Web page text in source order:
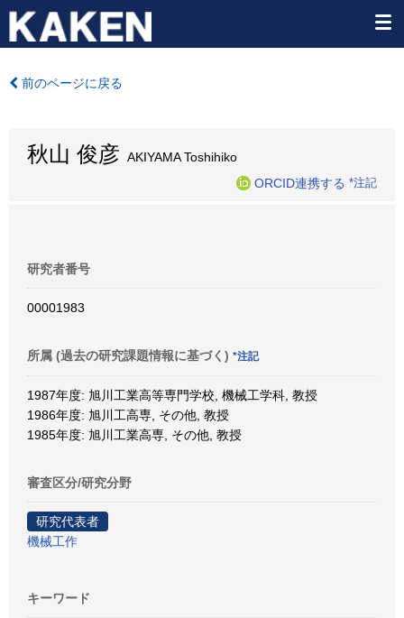
前のページに戻る
秋山 俊彦 AKIYAMA Toshihiko
ORCID連携する *注記
研究者番号
00001983
所属 (過去の研究課題情報に基づく) *注記
1987年度: 旭川工業高等専門学校, 機械工学科, 教授
1986年度: 旭川工高専, その他, 教授
1985年度: 旭川工業高専, その他, 教授
審査区分/研究分野
研究代表者
機械工作
キーワード